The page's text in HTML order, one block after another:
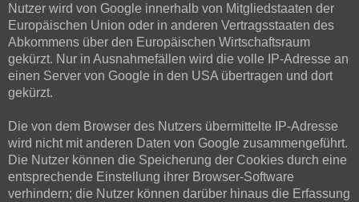
Nutzer wird von Google innerhalb von Mitgliedstaaten der
Europäischen Union oder in anderen Vertragsstaaten des
Abkommens über den Europäischen Wirtschaftsraum
gekürzt. Nur in Ausnahmefällen wird die volle IP-Adresse an
einen Server von Google in den USA übertragen und dort
gekürzt.
Die von dem Browser des Nutzers übermittelte IP-Adresse
wird nicht mit anderen Daten von Google zusammengeführt.
Die Nutzer können die Speicherung der Cookies durch eine
entsprechende Einstellung ihrer Browser-Software
verhindern; die Nutzer können darüber hinaus die Erfassung